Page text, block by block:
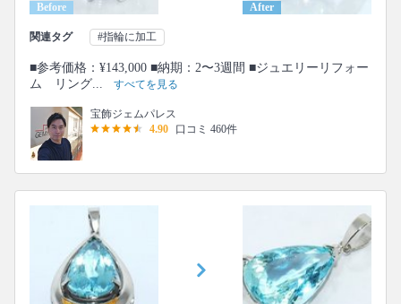
Before After
関連タグ #指輪に加工
■参考価格：¥143,000 ■納期：2〜3週間 ■ジュエリーリフォー
ム リング...
すべてを見る
宝飾ジェムパレス
4.90
口コミ 460件